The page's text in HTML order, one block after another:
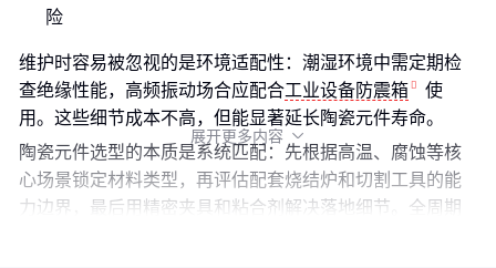
险
维护时容易被忽视的是环境适配性：潮湿环境中需定期检
查绝缘性能，高频振动场合应配合工业设备防震箱
使
用。这些细节成本不高，但能显著延长陶瓷元件寿命。
陶瓷元件选型的本质是系统匹配：先根据高温、腐蚀等核
心场景锁定材料类型，再评估配套烧结炉和切割工具的能
力边界，最后用精密夹具和粘合剂解决落地细节。全周期
展开更多内容 